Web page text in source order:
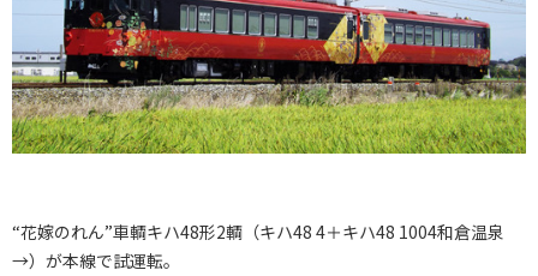
“花嫁のれん”車輌キハ48形2輌（キハ48 4＋キハ48 1004和倉温泉
→）が本線で試運転。